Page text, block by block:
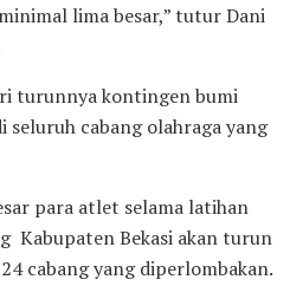
lima besar,” tutur Dani
turunnya kontingen bumi
cabang olahraga yang
para atlet selama latihan
Kabupaten Bekasi akan turun
cabang yang diperlombakan.